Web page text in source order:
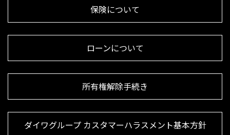
保険について
ローンについて
所有権解除手続き
ダイワグループ カスタマーハラスメント基本方針